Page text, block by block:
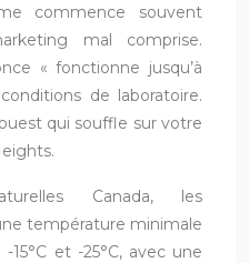
commence souvent
mal comprise.
« fonctionne jusqu’à
de laboratoire.
qui souffle sur votre
Canada, les
température minimale
et -25°C, avec une